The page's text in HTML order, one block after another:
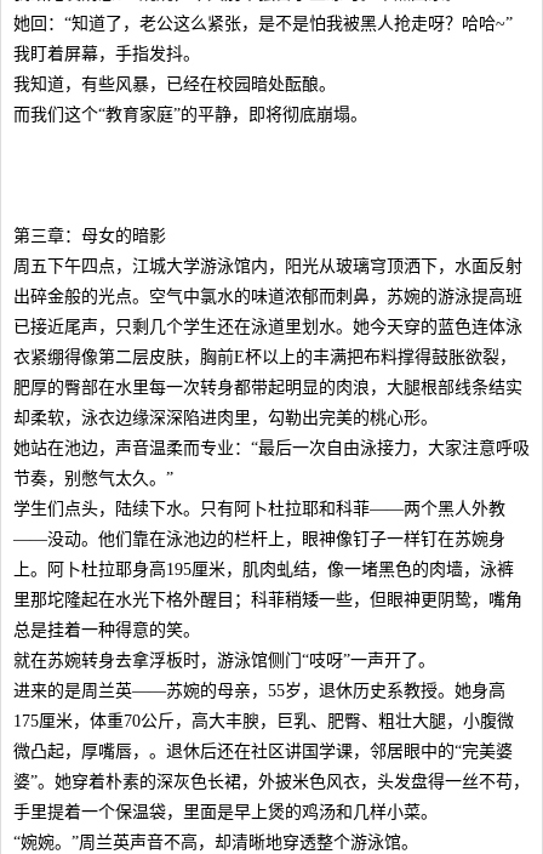
她回：“知道了，老公这么紧张，是不是怕我被黑人抢走呀？哈哈~”
我盯着屏幕，手指发抖。
我知道，有些风暴，已经在校园暗处酝酿。
而我们这个“教育家庭”的平静，即将彻底崩塌。
第三章：母女的暗影
周五下午四点，江城大学游泳馆内，阳光从玻璃穹顶洒下，水面反射
出碎金般的光点。空气中氯水的味道浓郁而刺鼻，苏婉的游泳提高班
已接近尾声，只剩几个学生还在泳道里划水。她今天穿的蓝色连体泳
衣紧绷得像第二层皮肤，胸前E杯以上的丰满把布料撑得鼓胀欲裂，
肥厚的臀部在水里每一次转身都带起明显的肉浪，大腿根部线条结实
却柔软，泳衣边缘深深陷进肉里，勾勒出完美的桃心形。
她站在池边，声音温柔而专业：“最后一次自由泳接力，大家注意呼吸
节奏，别憋气太久。”
学生们点头，陆续下水。只有阿卜杜拉耶和科菲——两个黑人外教
——没动。他们靠在泳池边的栏杆上，眼神像钉子一样钉在苏婉身
上。阿卜杜拉耶身高195厘米，肌肉虬结，像一堵黑色的肉墙，泳裤
里那坨隆起在水光下格外醒目；科菲稍矮一些，但眼神更阴鸷，嘴角
总是挂着一种得意的笑。
就在苏婉转身去拿浮板时，游泳馆侧门“吱呀”一声开了。
进来的是周兰英——苏婉的母亲，55岁，退休历史系教授。她身高
175厘米，体重70公斤，高大丰腴，巨乳、肥臀、粗壮大腿，小腹微
微凸起，厚嘴唇，。退休后还在社区讲国学课，邻居眼中的“完美婆
婆”。她穿着朴素的深灰色长裙，外披米色风衣，头发盘得一丝不苟，
手里提着一个保温袋，里面是早上煲的鸡汤和几样小菜。
“婉婉。”周兰英声音不高，却清晰地穿透整个游泳馆。